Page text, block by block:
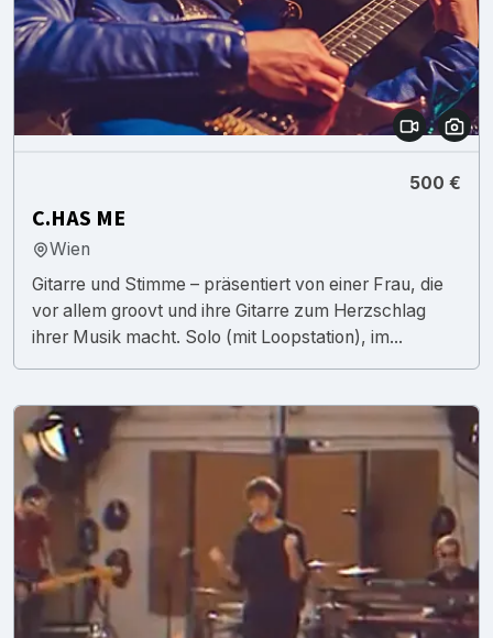
500 €
C.HAS ME
Wien
Gitarre und Stimme – präsentiert von einer Frau, die
vor allem groovt und ihre Gitarre zum Herzschlag
ihrer Musik macht. Solo (mit Loopstation), im...